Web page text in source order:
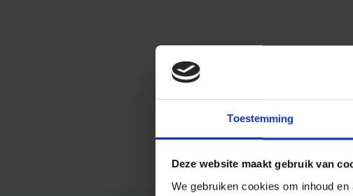
Toestemming
Deze website maakt gebruik van
We gebruiken cookies om inhoud